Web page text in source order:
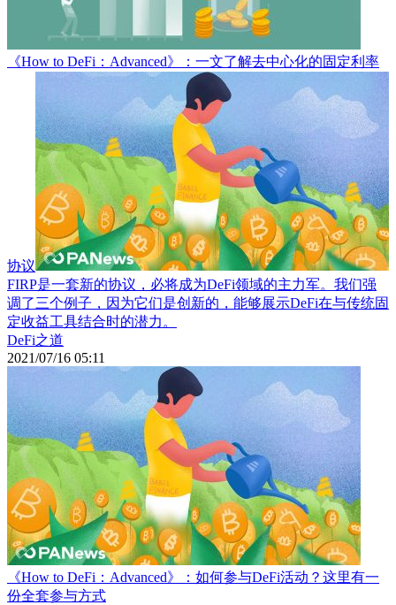
《How to DeFi：Advanced》：一文了解去中心化的固定利率
协议
FIRP是一套新的协议，必将成为DeFi领域的主力军。我们强
调了三个例子，因为它们是创新的，能够展示DeFi在与传统固
定收益工具结合时的潜力。
DeFi之道
2021/07/16 05:11
《How to DeFi：Advanced》：如何参与DeFi活动？这里有一
份全套参与方式